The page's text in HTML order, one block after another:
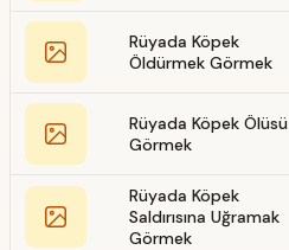
Rüyada Köpek
Öldürmek Görmek
Rüyada Köpek Ölüsü
Görmek
Rüyada Köpek
Saldırısına Uğramak
Görmek